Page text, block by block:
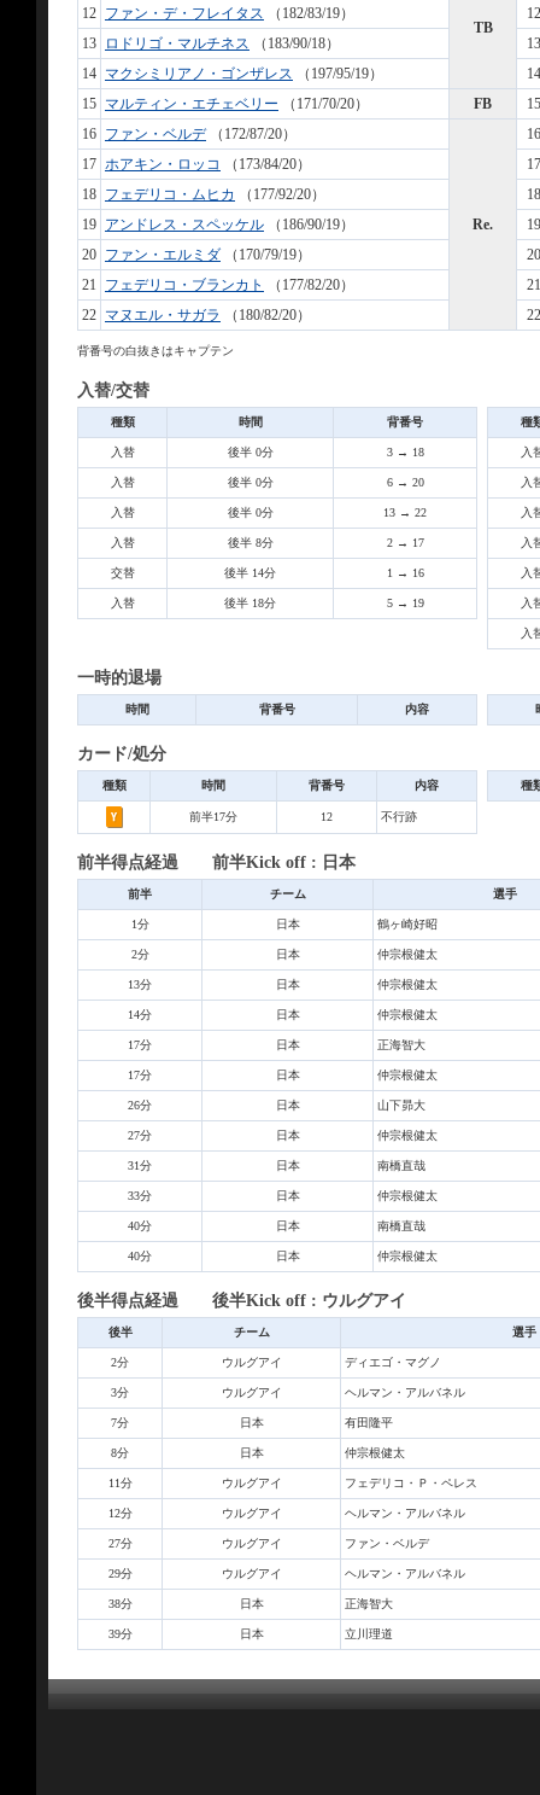
TB
12 ファン・デ・フレイタス （182/83/19）
12
13
ロドリゴ・マルチネス （183/90/18）
13
14 マクシミリアノ・ゴンザレス （197/95/19）
14
15 マルティン・エチェベリー （171/70/20） FB
15
16 ファン・ベルデ（172/87/20）
Re.
16
17 ホアキン・ロッコ （173/84/20）
17
18 フェデリコ・ムヒカ （177/92/20）
18
19 アンドレス・スペッケル （186/90/19）
19
20 ファン・エルミダ （170/79/19）
20
21
フェデリコ・ブランカト （177/82/20）
21
22 マヌエル・サガラ （180/82/20） 22
背番号の白抜きはキャプテン
入替/交替
種類 時間 背番号
入替 後半 0分 3 → 18
入替 後半 0分 6 → 20
入替 後半 0分 13 → 22
入替 後半 8分 2 → 17
交替 後半 14分 1 → 16
入替 後半 18分 5 → 19
種
入
入
入
入
入
入
入
一時的退場
時間 背番号 内容
カード/処分
種類 時間 背番号 内容
前半17分 12 不行跡
種
前半得点経過 前半Kick off : 日本
前半 チーム 選手
1分 日本 鶴ヶ崎好昭
2分 日本 仲宗根健太
13分 日本 仲宗根健太
14分 日本 仲宗根健太
17分 日本 正海智大
17分 日本 仲宗根健太
26分 日本 山下昴大
27分 日本 仲宗根健太
31分 日本 南橋直哉
33分 日本 仲宗根健太
40分 日本 南橋直哉
40分 日本 仲宗根健太
後半得点経過 後半Kick off : ウルグアイ
後半 チーム 選手
2分 ウルグアイ ディエゴ・マグノ
3分 ウルグアイ ヘルマン・アルバネル
7分 日本 有田隆平
8分 日本 仲宗根健太
11分 ウルグアイ フェデリコ・Ｐ・ペレス
12分 ウルグアイ ヘルマン・アルバネル
27分 ウルグアイ ファン・ベルデ
29分 ウルグアイ ヘルマン・アルバネル
38分 日本 正海智大
39分 日本 立川理道